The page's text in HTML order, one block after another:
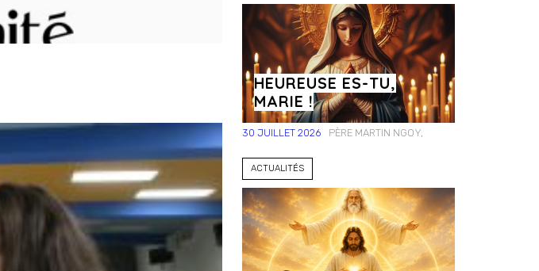
HEUREUSE ES-TU,
MARIE !
30 JUILLET 2026 PÈRE MARTIN NGOY,
ACTUALITÉS